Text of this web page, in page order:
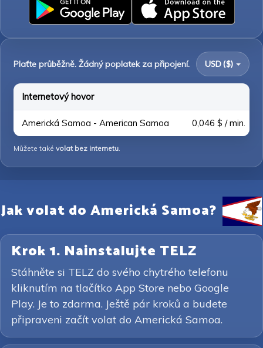
Plaťte průběžně. Žádný poplatek za připojení. USD ($)
Internetový hovor
Americká Samoa - American Samoa 0,046 $ / min.
Můžete také volat bez internetu.
Jak volat do Americká Samoa?
Krok 1. Nainstalujte TELZ
Stáhněte si TELZ do svého chytrého telefonu
kliknutím na tlačítko App Store nebo Google
Play. Je to zdarma. Ještě pár kroků a budete
připraveni začít volat do Americká Samoa.